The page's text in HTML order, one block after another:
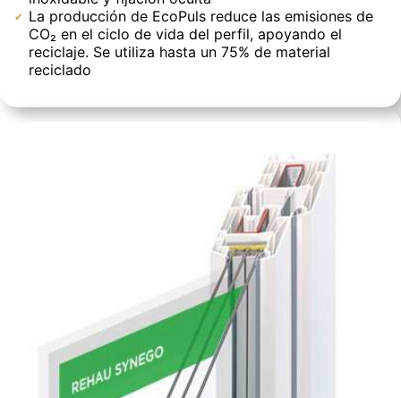
La producción de EcoPuls reduce las emisiones de
CO₂ en el ciclo de vida del perfil, apoyando el
reciclaje. Se utiliza hasta un 75% de material
reciclado